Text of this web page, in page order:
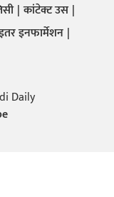
कांटेक्ट उस
इनफार्मेशन
Daily